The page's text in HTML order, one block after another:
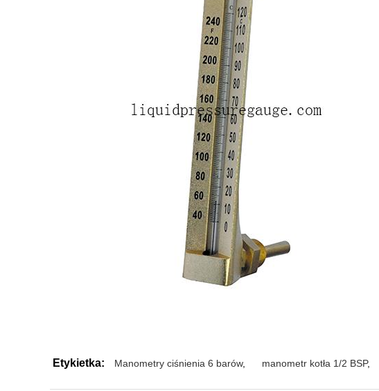
Etykietka: Manometry ciśnienia 6 barów, manometr kotła 1/2 BSP,